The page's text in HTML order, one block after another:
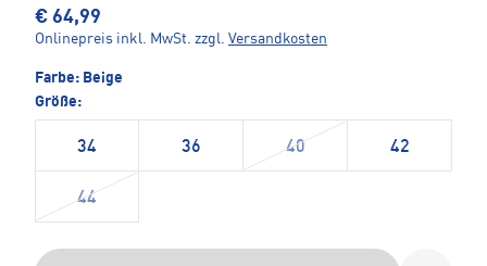
€ 64,99
Onlinepreis inkl. MwSt. zzgl. Versandkosten
Farbe: Beige
Größe:
34 36 40 42
44